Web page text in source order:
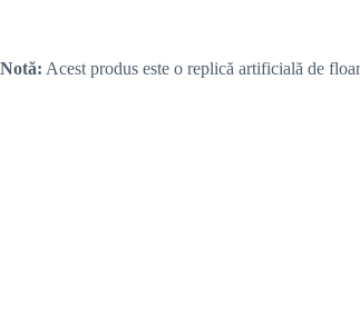
Notă: Acest produs este o replică artificială de